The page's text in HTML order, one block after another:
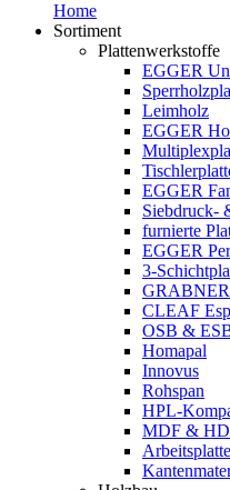
Home
Sortiment
Plattenwerkstoffe
EGGER
Leimholz
EGGER
EGGER
Siebdruck-
furnierte
EGGER
3-
GRABNER
CLEAF
OSB &
Homapal
Innovus
Rohspan
HPL-
MDF &